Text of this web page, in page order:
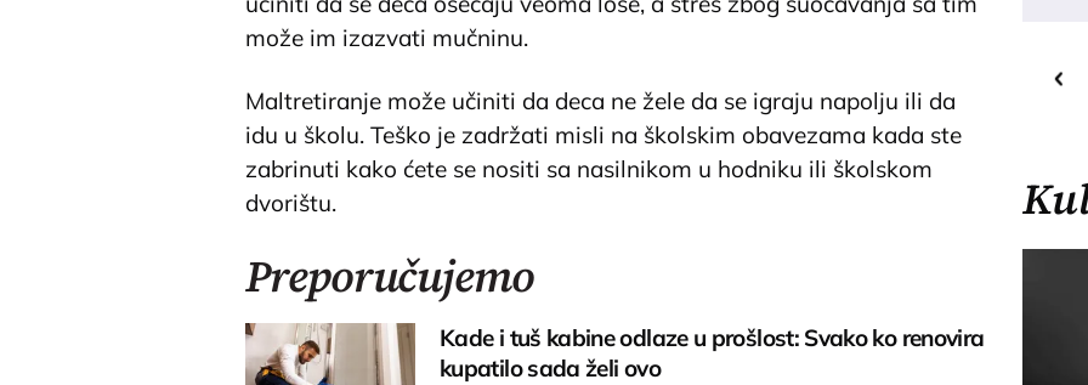
može im izazvati mučninu.
Maltretiranje može učiniti da deca ne žele da se igraju napolju ili da
idu u školu. Teško je zadržati misli na školskim obavezama kada ste
zabrinuti kako ćete se nositi sa nasilnikom u hodniku ili školskom
dvorištu.
Preporučujemo
Kade i tuš kabine odlaze u prošlost: Svako ko renovira
kupatilo sada želi ovo
Priština